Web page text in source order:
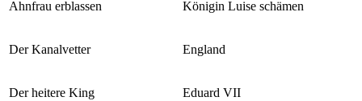
Ahnfrau erblassen
Königin Luise schämen
Der Kanalvetter England
Der heitere King Eduard VII